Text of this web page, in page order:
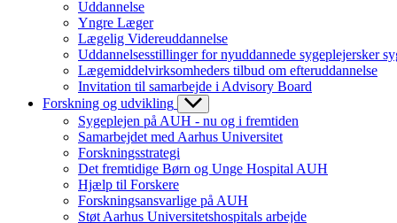
Uddannelse
Yngre Læger
Lægelig Videreuddannelse
Uddannelsesstillinger for nyuddannede sygeplejersker
Lægemiddelvirksomheders tilbud om efteruddannelse
Invitation til samarbejde i Advisory Board
Forskning og udvikling
Sygeplejen på AUH - nu og i fremtiden
Samarbejdet med Aarhus Universitet
Forskningsstrategi
Det fremtidige Børn og Unge Hospital AUH
Hjælp til Forskere
Forskningsansvarlige på AUH
Støt Aarhus Universitetshospitals arbejde